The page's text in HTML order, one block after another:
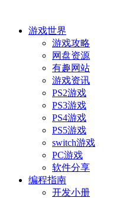
游戏世界
游戏攻略
网盘资源
有趣网站
游戏资讯
PS2游戏
PS3游戏
PS4游戏
PS5游戏
switch游戏
PC游戏
软件分享
编程指南
开发小册